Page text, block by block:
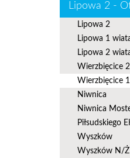
Lipowa 2 -
Lipowa 2
Lipowa 1
Lipowa 2
Wierzbięcice 2
Wierzbięcice 1
Niwnica
Niwnica
Piłsudskiego
Wyszków
Wyszków N/Ż